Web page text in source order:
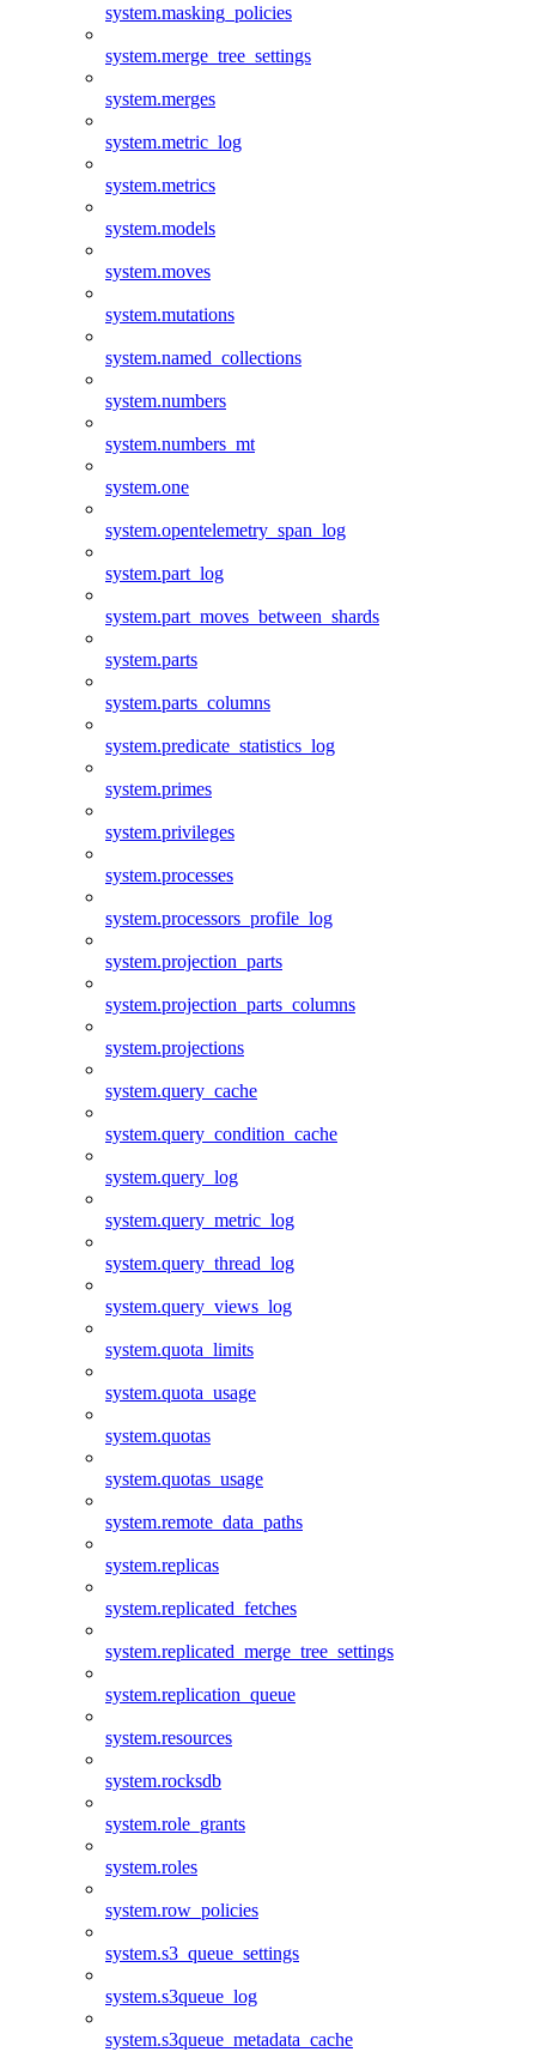
system.masking_policies
system.merge_tree_settings
system.merges
system.metric_log
system.metrics
system.models
system.moves
system.mutations
system.named_collections
system.numbers
system.numbers_mt
system.one
system.opentelemetry_span_log
system.part_log
system.part_moves_between_shards
system.parts
system.parts_columns
system.predicate_statistics_log
system.primes
system.privileges
system.processes
system.processors_profile_log
system.projection_parts
system.projection_parts_columns
system.projections
system.query_cache
system.query_condition_cache
system.query_log
system.query_metric_log
system.query_thread_log
system.query_views_log
system.quota_limits
system.quota_usage
system.quotas
system.quotas_usage
system.remote_data_paths
system.replicas
system.replicated_fetches
system.replicated_merge_tree_settings
system.replication_queue
system.resources
system.rocksdb
system.role_grants
system.roles
system.row_policies
system.s3_queue_settings
system.s3queue_log
system.s3queue_metadata_cache